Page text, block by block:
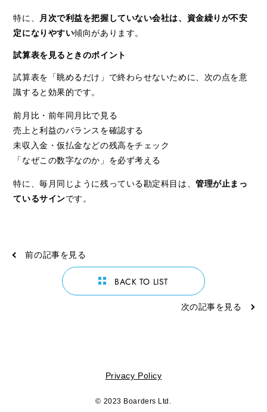
特に、
月次で利益を把握していない会社は、資金繰りが不安
定になりやすい傾向があります。
試算表を見るときのポイント
試算表を「眺めるだけ」で終わらせないために、次の点を意
識すると効果的です。
前月比・前年同月比で見る
売上と利益のバランスを確認する
未収入金・仮払金などの残高をチェック
「なぜこの数字なのか」を必ず考える
特に、毎月同じように残っている勘定科目は、管理が止まっ
ているサインです。
前の記事を見る
BACK TO LIST
次の記事を見る
Privacy Policy
© 2023 Boarders Ltd.